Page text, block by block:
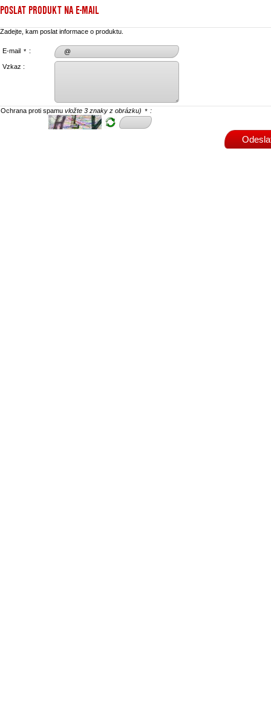
POSLAT PRODUKT NA E-MAIL
Zadejte, kam poslat informace o produktu.
E-mail * :
Vzkaz :
Ochrana proti spamu vložte 3 znaky z obrázku) * :